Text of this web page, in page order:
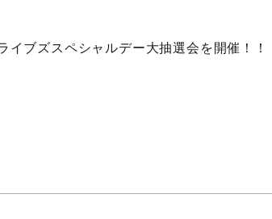
ブズスペシャルデー大抽選会を開催！！